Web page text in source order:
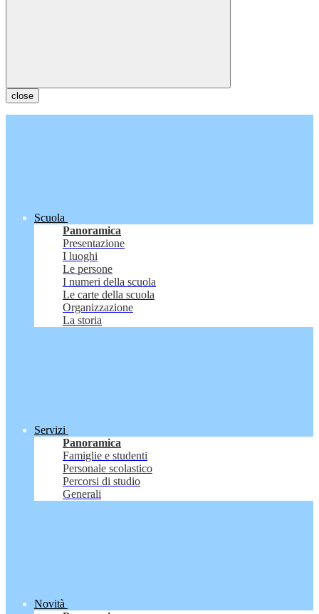
close
Scuola
Panoramica
Presentazione
I luoghi
Le persone
I numeri della scuola
Le carte della scuola
Organizzazione
La storia
Servizi
Panoramica
Famiglie e studenti
Personale scolastico
Percorsi di studio
Generali
Novità